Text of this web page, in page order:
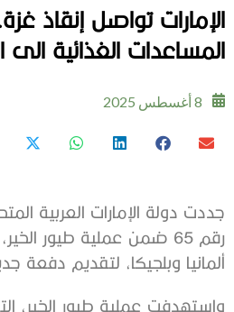
المساعدات الغذائية الى
8 أغسطس 2025
جددت دولة الإمارات العربية
رقم 65 ضمن عملية طيور
ألمانيا وبلجيكا، لتقديم دفعة